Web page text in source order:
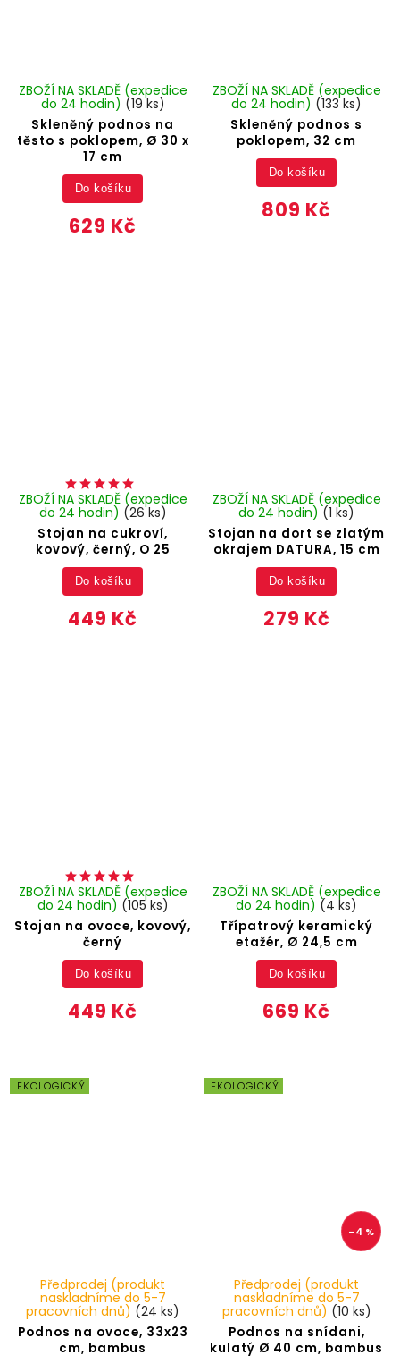
Skleněný podnos na
těsto s poklopem, Ø 30 x
17 cm
ZBOŽÍ NA SKLADĚ (expedice
do 24 hodin) (19 ks)
629 Kč
Do košíku
Skleněný podnos s
poklopem, 32 cm
ZBOŽÍ NA SKLADĚ (expedice
do 24 hodin) (133 ks)
809 Kč
Do košíku
Stojan na cukroví,
kovový, černý, O 25
ZBOŽÍ NA SKLADĚ (expedice
do 24 hodin) (26 ks)
449 Kč
Do košíku
Stojan na dort se zlatým
okrajem DATURA, 15 cm
ZBOŽÍ NA SKLADĚ (expedice
do 24 hodin) (1 ks)
279 Kč
Do košíku
Stojan na ovoce, kovový,
černý
ZBOŽÍ NA SKLADĚ (expedice
do 24 hodin) (105 ks)
449 Kč
Do košíku
Třípatrový keramický
etažér, Ø 24,5 cm
ZBOŽÍ NA SKLADĚ (expedice
do 24 hodin) (4 ks)
669 Kč
Do košíku
EKOLOGICKÝ
Podnos na ovoce, 33x23
cm, bambus
Předprodej (produkt
naskladníme do 5-7
pracovních dnů) (24 ks)
EKOLOGICKÝ
–4 %
Podnos na snídani,
kulatý Ø 40 cm, bambus
Předprodej (produkt
naskladníme do 5-7
pracovních dnů) (10 ks)